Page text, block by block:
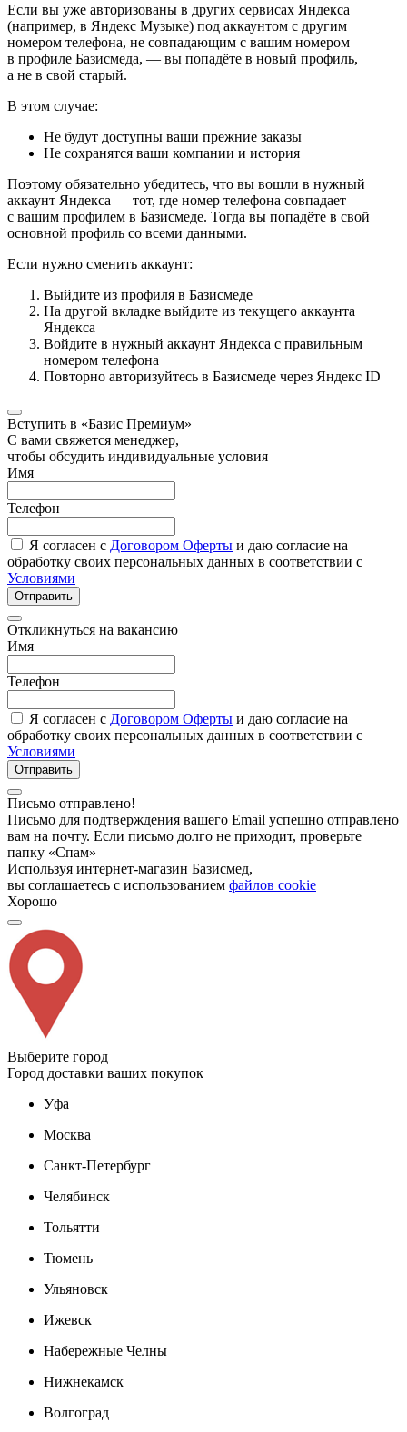
Если вы уже авторизованы в других сервисах Яндекса
(например, в Яндекс Музыке) под аккаунтом с другим
номером телефона, не совпадающим с вашим номером
в профиле Базисмеда, — вы попадёте в новый профиль,
а не в свой старый.
В этом случае:
Не будут доступны ваши прежние заказы
Не сохранятся ваши компании и история
Поэтому обязательно убедитесь, что вы вошли в нужный
аккаунт Яндекса — тот, где номер телефона совпадает
с вашим профилем в Базисмеде. Тогда вы попадёте в свой
основной профиль со всеми данными.
Если нужно сменить аккаунт:
Выйдите из профиля в Базисмеде
На другой вкладке выйдите из текущего аккаунта
Яндекса
Войдите в нужный аккаунт Яндекса с правильным
номером телефона
Повторно авторизуйтесь в Базисмеде через Яндекс ID
Вступить в «Базис Премиум»
С вами свяжется менеджер,
чтобы обсудить индивидуальные условия
Имя
Телефон
Я согласен с Договором Оферты и даю согласие на
обработку своих персональных данных в соответствии с
Условиями
Отправить
Откликнуться на вакансию
Имя
Телефон
Я согласен с Договором Оферты и даю согласие на
обработку своих персональных данных в соответствии с
Условиями
Отправить
Письмо отправлено!
Письмо для подтверждения вашего Email успешно отправлено
вам на почту. Если письмо долго не приходит, проверьте
папку «Спам»
Используя интернет-магазин Базисмед,
вы соглашаетесь с использованием файлов cookie
Хорошо
Выберите город
Город доставки ваших покупок
Уфа
Москва
Санкт-Петербург
Челябинск
Тольятти
Тюмень
Ульяновск
Ижевск
Набережные Челны
Нижнекамск
Волгоград